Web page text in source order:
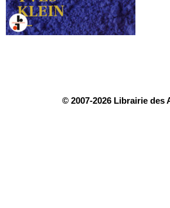
© 2007-2026 Librairie des